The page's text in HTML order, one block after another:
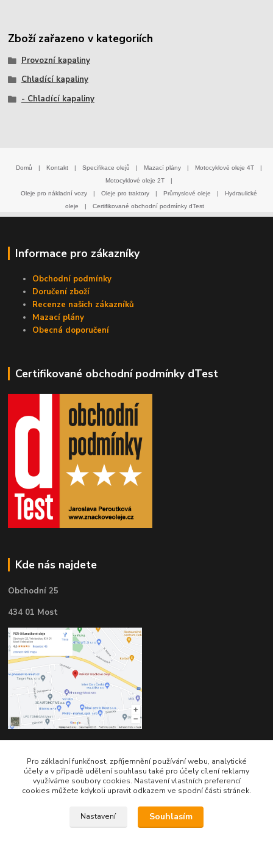
Zboží zařazeno v kategoriích
Provozní kapaliny
Chladící kapaliny
- Chladící kapaliny
Domů | Kontakt | Specifikace olejů | Mazací plány | Motocyklové oleje 4T
|
Motocyklové oleje 2T
|
Oleje pro nákladní vozy
| Oleje pro traktory | Průmyslové oleje |
Hydraulické
oleje
| Certifikované obchodní podmínky dTest
Informace pro zákazníky
Obchodní podmínky
Doručení zboží
Recenze našich zákazníků
Mazací plány
Obecná doporučení
Certifikované obchodní podmínky dTest
Kde nás najdete
Obchodní 25
434 01 Most
Kontakty
Pro základní funkčnost, zpříjemnění používání webu, analytické
účely a v případě udělení souhlasu také pro účely cílení reklamy
využíváme soubory cookies. Nastavení vlastních preferencí
cookies můžete kdykoli upravit odkazem ve spodní části stránek.
Nastavení Souhlasím